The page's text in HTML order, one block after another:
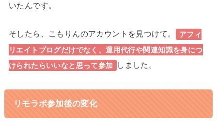
いたんです。
そしたら、こもりんのアカウントを見つけて。
アフィ
リエイトブログだけでなく、運用代行や関連知識を身につ
けられたらいいなと思って参加
しました。
リモラボ参加後の変化